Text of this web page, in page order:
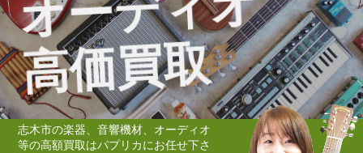
高価買取
志木市の楽器、音響機材、オーディオ
等の高額買取はパプリカにお任せ下さ